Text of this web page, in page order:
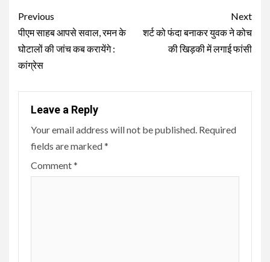
Continue
Reading
Previous
पीएम साहब आपसे सवाल, रमन के
घोटालों की जांच कब करायेंगे :
कांग्रेस
Next
शर्ट को फंदा बनाकर युवक ने कोच
की खिड़की में लगाई फांसी
Leave a Reply
Your email address will not be published. Required
fields are marked*
Comment*